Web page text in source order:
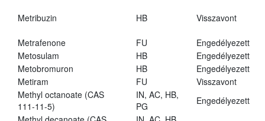
Metribuzin HB Visszavont
Metrafenone FU
Engedélyezett
Metosulam
HB
Engedélyezett
Metobromuron
HB
Engedélyezett
Metiram
FU
Visszavont
Methyl octanoate (CAS
111-11-5)
IN, AC, HB,
PG
Engedélyezett